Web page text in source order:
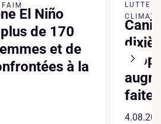
El Niño
de 170
et de
à la
LUTTE